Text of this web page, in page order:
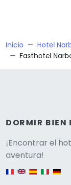
Inicio Hotel
Fasthotel
DORMIR BIEN
¡Encontrar el
aventura!
English version